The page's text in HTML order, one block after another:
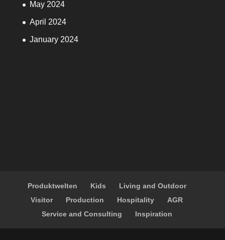
May 2024
April 2024
January 2024
Produktwelten Kids
Living and Outdoor
Visitor
Production Hospitality
AGR
Service and Consulting
Inspiration